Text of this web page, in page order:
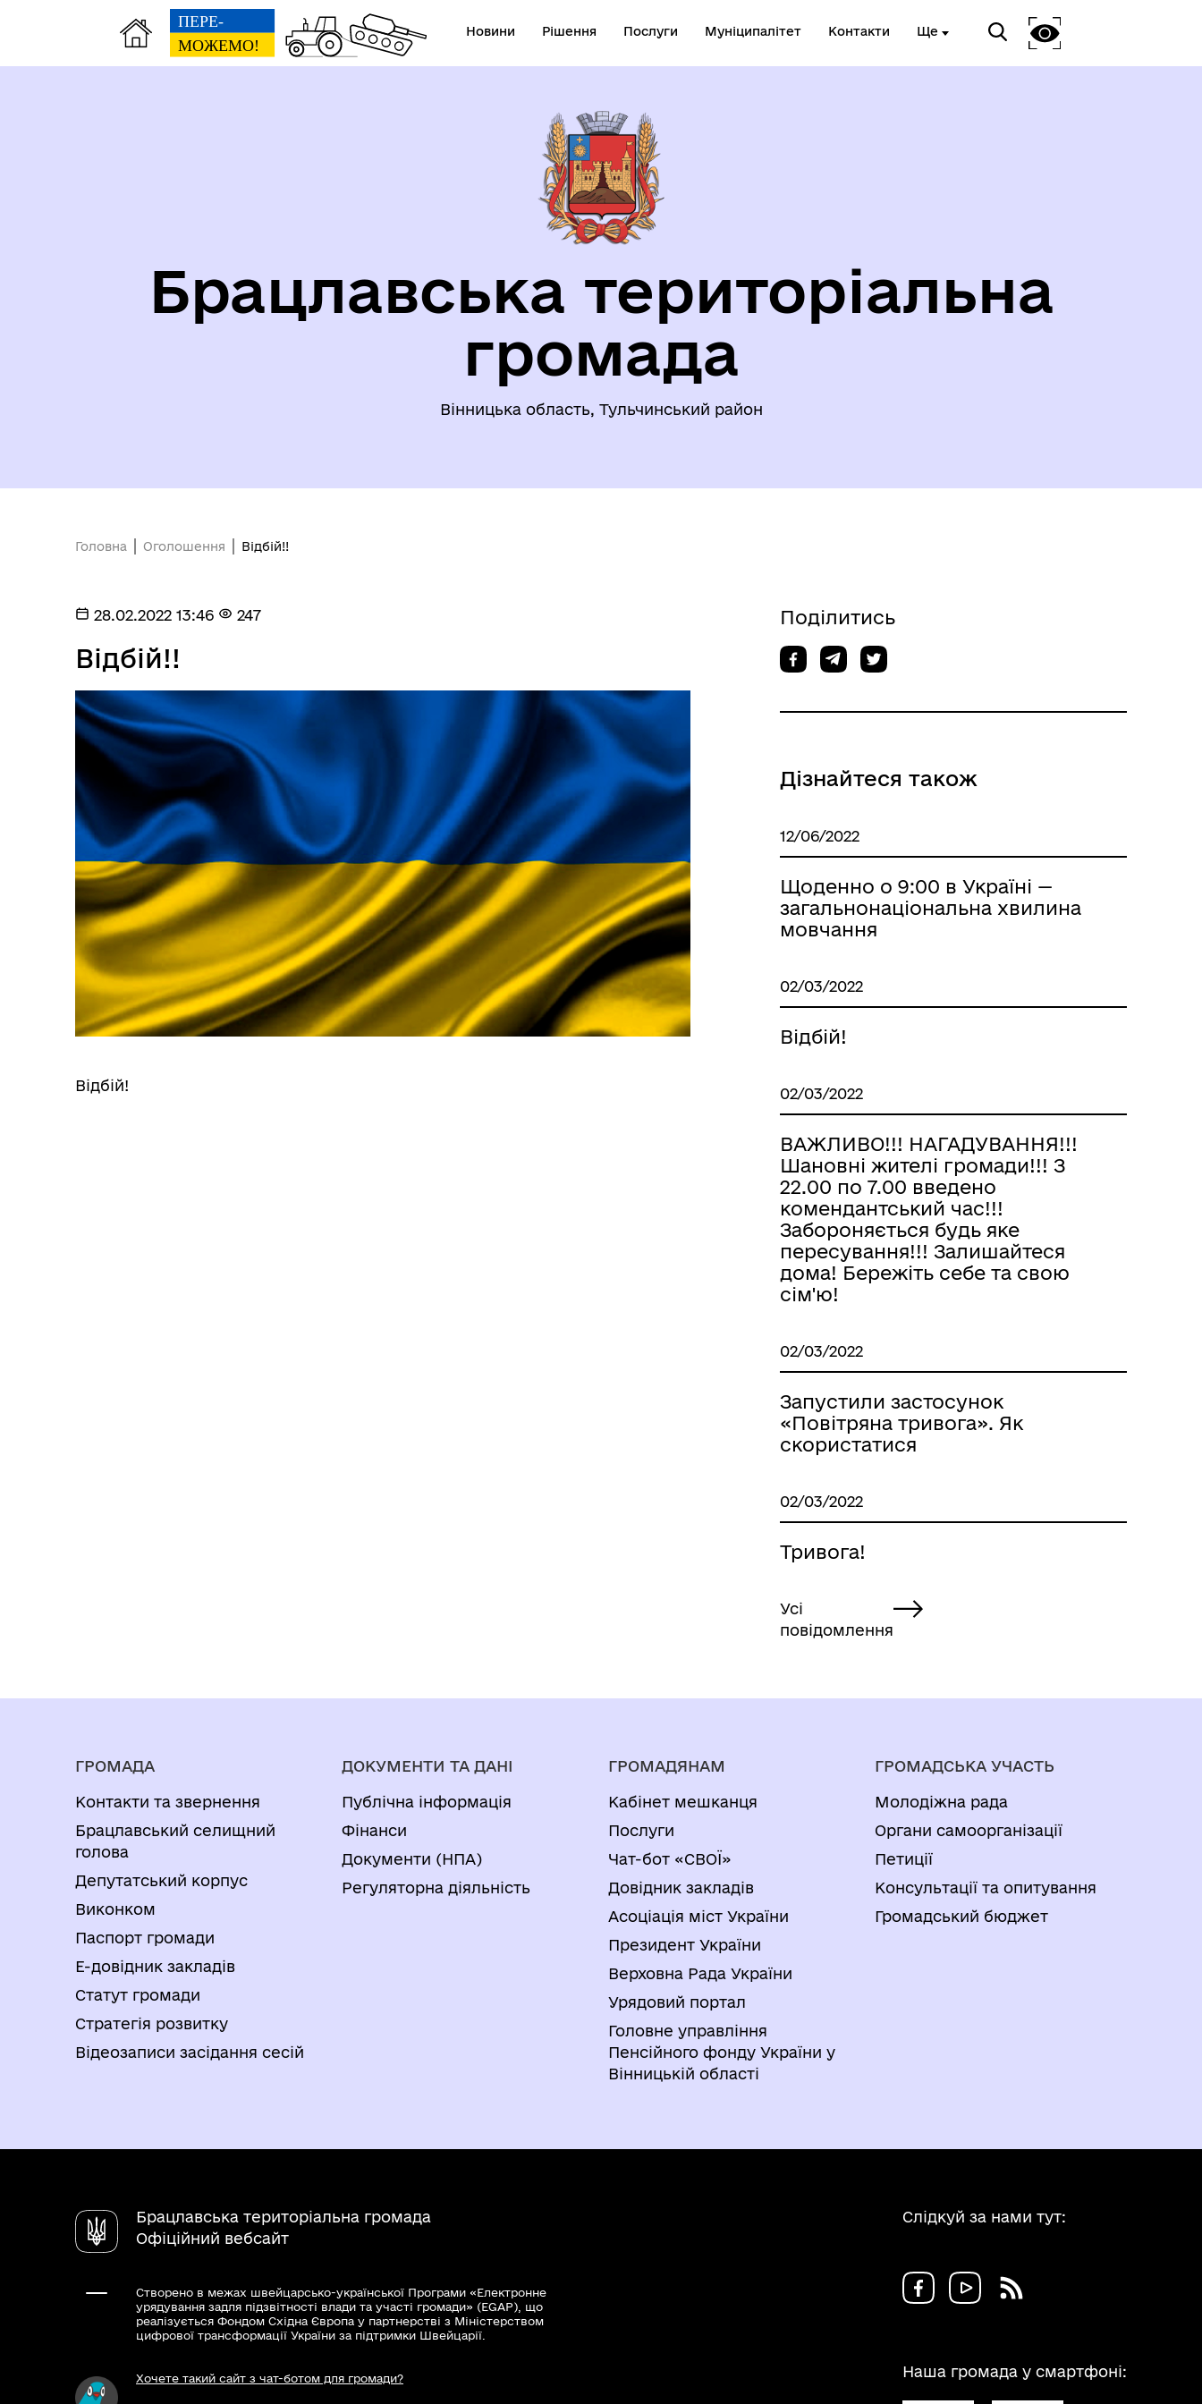
Новини Рішення Послуги Муніципалітет Контакти Ще
Брацлавська територіальна
громада
Вінницька область, Тульчинський район
Головна Оголошення Відбій!!
28.02.2022 13:46 247
Відбій!!
Відбій!
Поділитись
Дізнайтеся також
12/06/2022
Щоденно о 9:00 в Україні —
загальнонаціональна хвилина
мовчання
02/03/2022
Відбій!
02/03/2022
ВАЖЛИВО!!! НАГАДУВАННЯ!!!
Шановні жителі громади!!! З
22.00 по 7.00 введено
комендантський час!!!
Забороняється будь яке
пересування!!! Залишайтеся
дома! Бережіть себе та свою
сім'ю!
02/03/2022
Запустили застосунок
«Повітряна тривога». Як
скористатися
02/03/2022
Тривога!
Усі
повідомлення
ГРОМАДА
Контакти та звернення
Брацлавський селищний
голова
Депутатський корпус
Виконком
Паспорт громади
Е-довідник закладів
Статут громади
Стратегія розвитку
Відеозаписи засідання сесій
ДОКУМЕНТИ ТА ДАНІ
Публічна інформація
Фінанси
Документи (НПА)
Регуляторна діяльність
ГРОМАДЯНАМ
Кабінет мешканця
Послуги
Чат-бот «СВОЇ»
Довідник закладів
Асоціація міст України
Президент України
Верховна Рада України
Урядовий портал
Головне управління
Пенсійного фонду України у
Вінницькій області
ГРОМАДСЬКА УЧАСТЬ
Молодіжна рада
Органи самоорганізації
Петиції
Консультації та опитування
Громадський бюджет
Брацлавська територіальна громада
Офіційний вебсайт
Створено в межах швейцарсько-української Програми «Електронне
урядування задля підзвітності влади та участі громади» (EGAP), що
реалізується Фондом Східна Європа у партнерстві з Міністерством
цифрової трансформації України за підтримки Швейцарії.
Хочете такий сайт з чат-ботом для громади?
Слідкуй за нами тут:
Наша громада у смартфоні: